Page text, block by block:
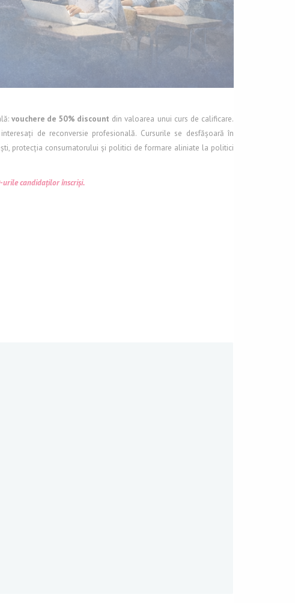
vouchere de 50% discount din valoarea unui curs de calificare.
de reconversie profesională. Cursurile se desfășoară în
protecția consumatorului și politici de formare aliniate la politici
urile candidaților înscriși.